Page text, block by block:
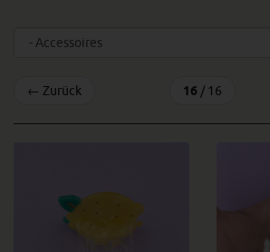
← Zurück 16 / 16